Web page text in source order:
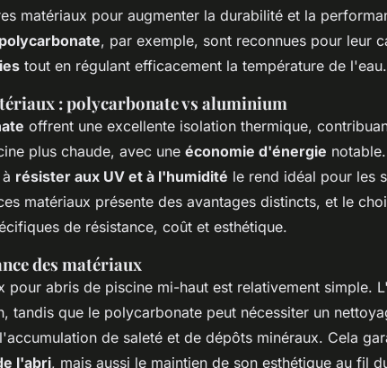
matériaux pour augmenter la durabilité et la
polycarbonate, par exemple, sont reconnues pour leur
tout en régulant efficacement la température de l'eau.
: polycarbonate vs aluminium
offrent une excellente isolation thermique,
plus chaude, avec une économie d'énergie
résister aux UV et à l'humidité le rend idéal pour les
matériaux présente des avantages distincts, et le
de résistance, coût et esthétique.
des matériaux
pour abris de piscine mi-haut est relativement simple.
tandis que le polycarbonate peut nécessiter un
de saleté et de dépôts minéraux. Cela
l'abri, mais aussi le maintien de son esthétique au fil